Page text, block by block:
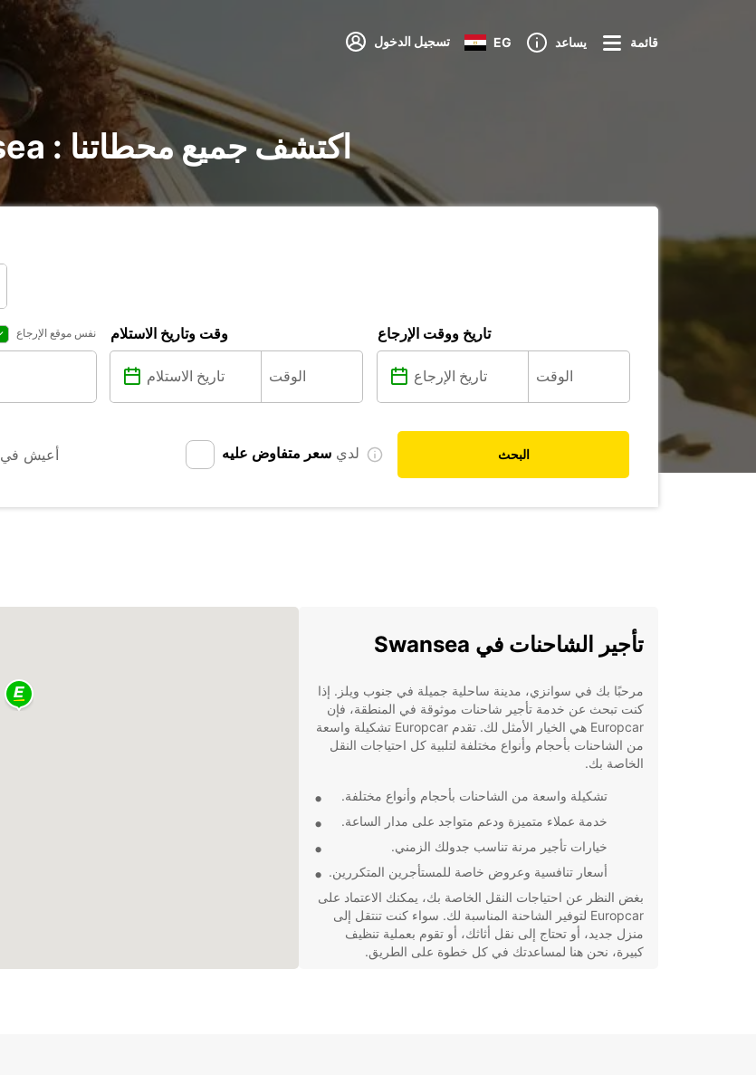
تسجيل الدخول EG يساعد قائمة
تأجير السيارات في Swansea : اكتشف جميع محطاتنا
نفس موقع الإرجاع وقت وتاريخ الاستلام تاريخ ووقت الإرجاع
أعيش في لدي سعر متفاوض عليه البحث
تأجير الشاحنات في Swansea
مرحبًا بك في سوانزي، مدينة ساحلية جميلة في جنوب ويلز. إذا
كنت تبحث عن خدمة تأجير شاحنات موثوقة في المنطقة، فإن
Europcar هي الخيار الأمثل لك. تقدم Europcar تشكيلة واسعة
من الشاحنات بأحجام وأنواع مختلفة لتلبية كل احتياجات النقل
الخاصة بك.
تشكيلة واسعة من الشاحنات بأحجام وأنواع مختلفة.
خدمة عملاء متميزة ودعم متواجد على مدار الساعة.
خيارات تأجير مرنة تناسب جدولك الزمني.
أسعار تنافسية وعروض خاصة للمستأجرين المتكررين.
بغض النظر عن احتياجات النقل الخاصة بك، يمكنك الاعتماد على
Europcar لتوفير الشاحنة المناسبة لك. سواء كنت تنتقل إلى
منزل جديد، أو تحتاج إلى نقل أثاثك، أو تقوم بعملية تنظيف
كبيرة، نحن هنا لمساعدتك في كل خطوة على الطريق.